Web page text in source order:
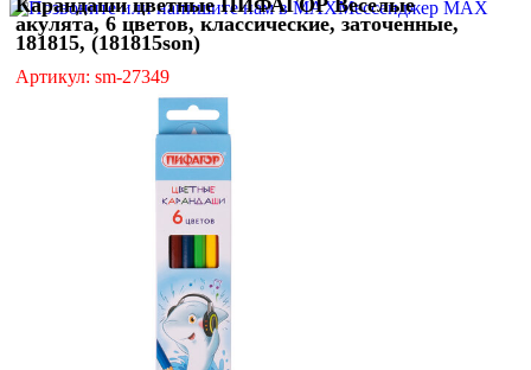
Мессенджер MAX
Карандаши цветные ПИФАГОР Веселые
акулята, 6 цветов, классические, заточенные,
181815, (181815son)
Артикул: sm-27349